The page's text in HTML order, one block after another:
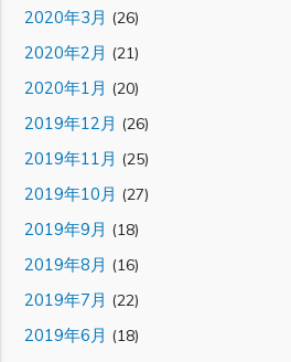
2020年3月 (26)
2020年2月 (21)
2020年1月 (20)
2019年12月 (26)
2019年11月 (25)
2019年10月 (27)
2019年9月 (18)
2019年8月 (16)
2019年7月 (22)
2019年6月 (18)